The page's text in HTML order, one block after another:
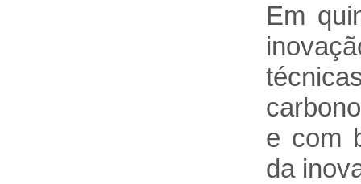
Em
e com
da